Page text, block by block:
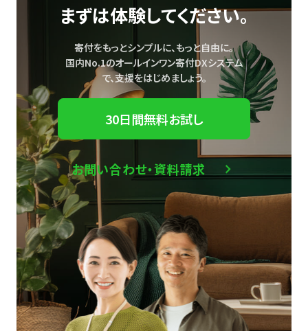
まずは体験してください。
寄付をもっとシンプルに、もっと自由に。
国内No.1のオールインワン寄付DXシステム
で、支援をはじめましょう。
30日間無料お試し
お問い合わせ・資料請求